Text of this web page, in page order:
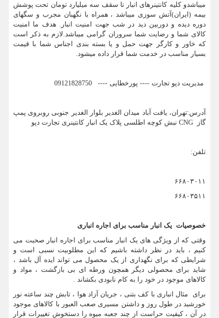
میباشدو کلیه کانتینرهای انبار تا سقف سه میلیارد تومان تحت پوشش
بیمه (ایران)آتش سوزی میباشد ، همراه با نگهبان مجرب و سگهای
دوره دیده و دوربین دید در شب جهت امنیت انبار. هدف ما امنیت
کالای شما و رضایت شما سروران گرامی میباشد.لازم به ذکر است
که خاور و کارگر جهت حمل و یا بسته بندی اجناس شما با قیمت
بسیار مناسب در خدمت شما قرار داده میشود.
مدیریت دپو تجارت ---- پورخطایی ---- 09121828750
آدرس:تهران، یافت آباد میدان الغدیر بلوار الغدیر جنوبی روبروی پمپ
گاز CNG نبش کوچه اطلسی پلاک یک انبار کانتینری تجارت دپو
تلفن:
۶۶۸۰۳۰۱۱
۶۶۸۰۳۵۱۱
خصوصیات یک انبار مناسب برای اجاره انباری
وقتی که از ویژگی های یک انبار مناسب برای اجاره انبار صحبت می
کنیم ، باید در نظر داشته باشیم که این مطلوبیت نسبی است و
شرایطی که برای نگهداری از یک محصول می تواند ایده آل باشد ،
شاید برای محصولی دیگر همچون ورطه ای بی بازگشت ، مواد و
کالاهای موجود در خود را به کام نابودی بکشاند .
برای مثال انباری با کف بتنی ، جریان آزاد هوا ، تابش چند ساعته نور
خورشید در طول روز و داشتن مسیری صعب العبور با کالاهای موجود
در آن ، کیفیت حراست از چند جعبه میوه را دستخوش تغییرات قرار